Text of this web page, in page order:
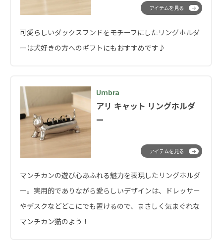
可愛らしいダックスフンドをモチーフにしたリングホルダ
ーは犬好きの方へのギフトにもおすすめです♪
アイテムを見る
アリ キャット リングホルダ
ー
Umbra
マンチカンの遊び心あふれる魅力を表現したリングホルダ
ー。実用的でありながら愛らしいデザインは、ドレッサー
やデスクなどどこにでも置けるので、まさしく気まぐれな
マンチカン猫のよう！
アイテムを見る